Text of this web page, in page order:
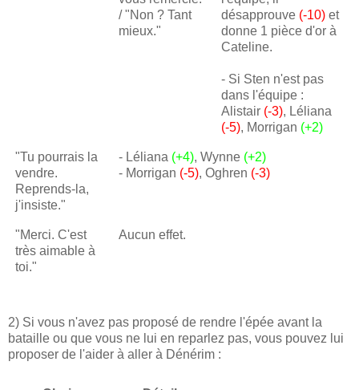
/ "Non ? Tant
mieux."
désapprouve (-10) et
donne 1 pièce d'or à
Cateline.
- Si Sten n'est pas
dans l'équipe :
Alistair (-3), Léliana
(-5), Morrigan (+2)
"Tu pourrais la
vendre.
Reprends-la,
j'insiste."
- Léliana (+4), Wynne (+2)
- Morrigan (-5), Oghren (-3)
"Merci. C'est
très aimable à
toi."
Aucun effet.
2) Si vous n'avez pas proposé de rendre l'épée avant la
bataille ou que vous ne lui en reparlez pas, vous pouvez lui
proposer de l'aider à aller à Dénérim :